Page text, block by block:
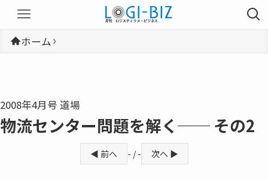
ホーム
2008年4月号 道場
物流センター問題を解く── その2
◀ 前へ - / - 次へ ▶